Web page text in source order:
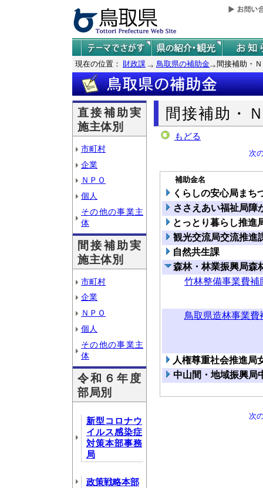
現在の位置： 財政課 鳥取県の補助金 間接補助・
直接補助実
施主体別
市町村
企業
ＮＰＯ
個人
その他の事業主
体
間接補助実
施主体別
市町村
企業
ＮＰＯ
個人
その他の事業主
体
令和６年度
部局別
新型コロナウ
イルス感染症
対策本部事務
局
政策戦略本部
間接補助・
もどる
次
補助金名
くらしの安心局まち
ささえあい福祉局障
とっとり暮らし推進
観光交流局交流推進
自然共生課
森林・林業振興局森
竹林整備事業費補
鳥取県造林事業費
人権尊重社会推進局
中山間・地域振興局
次